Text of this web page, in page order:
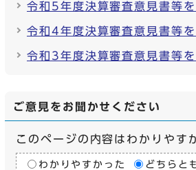
令和5年度決算審査意見書等
令和4年度決算審査意見書等
令和3年度決算審査意見書等
ご意見をお聞かせください
このページの内容はわかりやす
わかりやすかった どちらと